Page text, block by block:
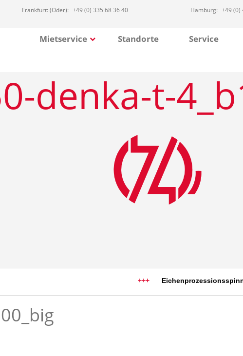
Frankfurt: (Oder): +49 (0) 335 68 36 40 Hamburg: +49 (0)
Mietservice Standorte Service
denka-t-
+++